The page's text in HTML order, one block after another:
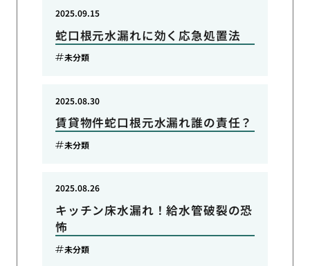
蛇口根元水漏れに効く応急処置法
2025.09.15
未分類
賃貸物件蛇口根元水漏れ誰の責任？
2025.08.30
未分類
キッチン床水漏れ！給水管破裂の恐
怖
2025.08.26
未分類